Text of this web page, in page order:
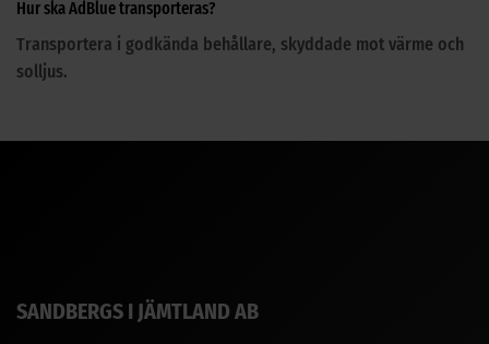
Hur ska AdBlue transporteras?
Transportera i godkända behållare, skyddade mot värme och
solljus.
SANDBERGS I JÄMTLAND AB